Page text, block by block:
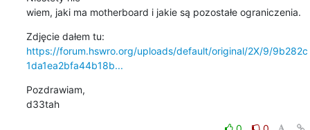
wiem, jaki ma motherboard i jakie są pozostałe ograniczenia.
https://forum.hswro.org/uploads/default/original/2X/9/9b282c
1da1ea2bfa44b18b...
Pozdrawiam,
d33tah